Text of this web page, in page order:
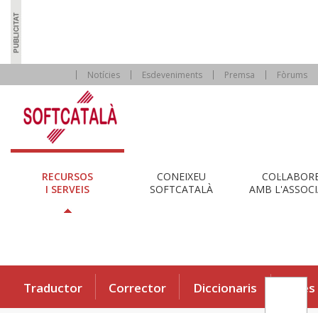
Notícies Esdeveniments Premsa Fòrums
RECURSOS
I SERVEIS
CONEIXEU
SOFTCATALÀ
AMB
Traductor Corrector Diccionaris Eines